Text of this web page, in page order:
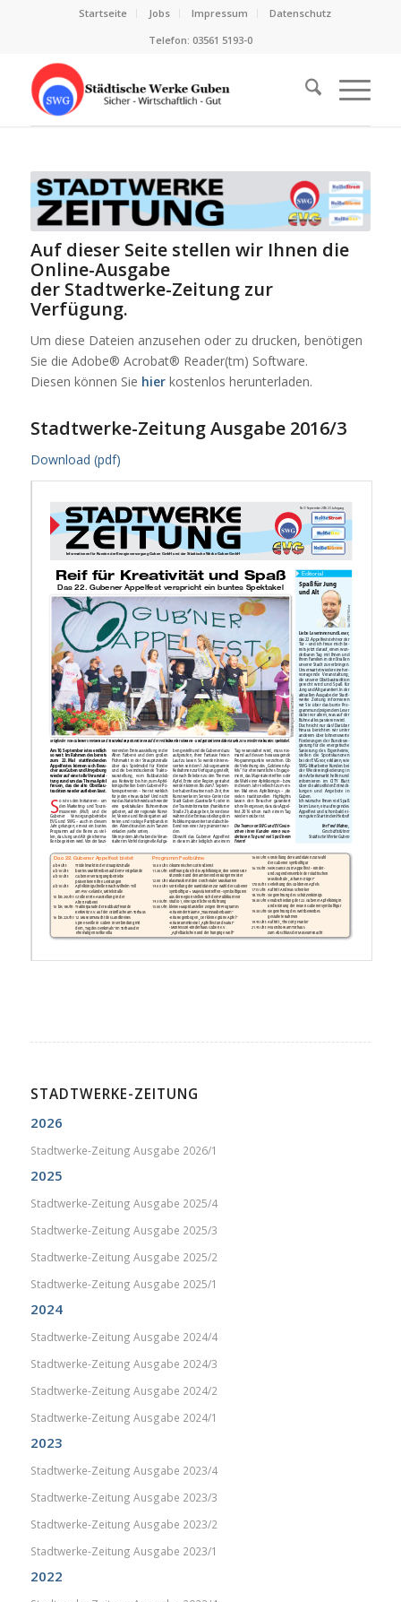
Startseite Jobs Impressum
Datenschutz
Telefon: 03561 5193-0
Auf dieser Seite stellen wir Ihnen die
Online-Ausgabe
der Stadtwerke-Zeitung zur
Verfügung.
Um diese Dateien anzusehen oder zu drucken, benötigen
Sie die Adobe® Acrobat® Reader(tm) Software.
Diesen können Sie hierkostenlos herunterladen.
Stadtwerke-Zeitung Ausgabe 2016/3
Download (pdf)
STADTWERKE-ZEITUNG
2026
Stadtwerke-Zeitung Ausgabe 2026/1
2025
Stadtwerke-Zeitung Ausgabe 2025/4
Stadtwerke-Zeitung Ausgabe 2025/3
Stadtwerke-Zeitung Ausgabe 2025/2
Stadtwerke-Zeitung Ausgabe 2025/1
2024
Stadtwerke-Zeitung Ausgabe 2024/4
Stadtwerke-Zeitung Ausgabe 2024/3
Stadtwerke-Zeitung Ausgabe 2024/2
Stadtwerke-Zeitung Ausgabe 2024/1
2023
Stadtwerke-Zeitung Ausgabe 2023/4
Stadtwerke-Zeitung Ausgabe 2023/3
Stadtwerke-Zeitung Ausgabe 2023/2
Stadtwerke-Zeitung Ausgabe 2023/1
2022